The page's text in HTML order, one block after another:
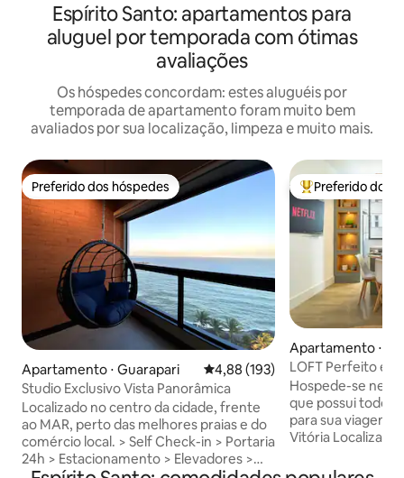
Espírito Santo: apartamentos para
aluguel por temporada com ótimas
avaliações
Os hóspedes concordam: estes aluguéis por
temporada de apartamento foram muito bem
avaliados por sua localização, limpeza e muito mais.
Preferido dos hóspedes
Preferido dos hóspedes
Apartamento ⋅ Guarapari 4,88 de uma avaliação média de
4,88 (193)
Studio Exclusivo Vista Panorâmica
Localizado no centro da cidade, frente
ao MAR, perto das melhores praias e do
comércio local. > Self Check-in > Portaria
24h > Estacionamento > Elevadores >
Entre os
Preferido dos
Apartamento ⋅
LOFT Perfeito
Hospede-se
que possui todo
para sua viagem
Vitória Localizado
aeroporto de